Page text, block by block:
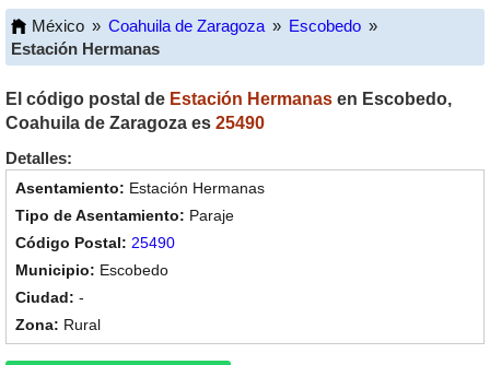
México » Coahuila de Zaragoza » Escobedo »
Estación Hermanas
El código postal de Estación Hermanas en Escobedo,
Coahuila de Zaragoza es 25490
Detalles:
Estación Hermanas
Paraje
25490
Escobedo
-
Rural